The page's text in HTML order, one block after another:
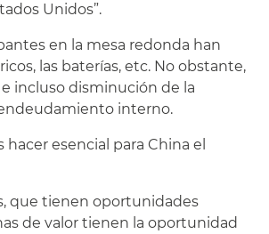
Unidos”.
en la mesa redonda han
las baterías, etc. No obstante,
incluso disminución de la
interno.
esencial para China el
que tienen oportunidades
de valor tienen la oportunidad